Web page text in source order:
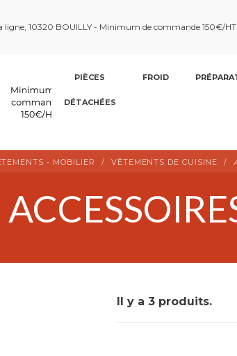
ligne, 10320 BOUILLY - Minimum de commande 150€/HT
PIÈCES
DÉTACHÉES
FROID
- MOBILIER VÊTEMENTS DE CUISINE
Il y a 3 produits.